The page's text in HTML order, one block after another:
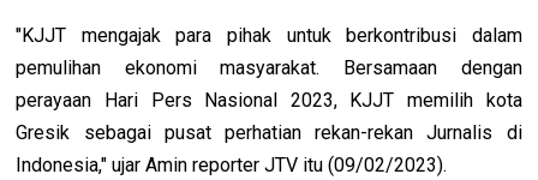
"KJJT mengajak para pihak untuk berkontribusi dalam
pemulihan ekonomi masyarakat. Bersamaan dengan
perayaan Hari Pers Nasional 2023, KJJT memilih kota
Gresik sebagai pusat perhatian rekan-rekan Jurnalis di
Indonesia," ujar Amin reporter JTV itu (09/02/2023).